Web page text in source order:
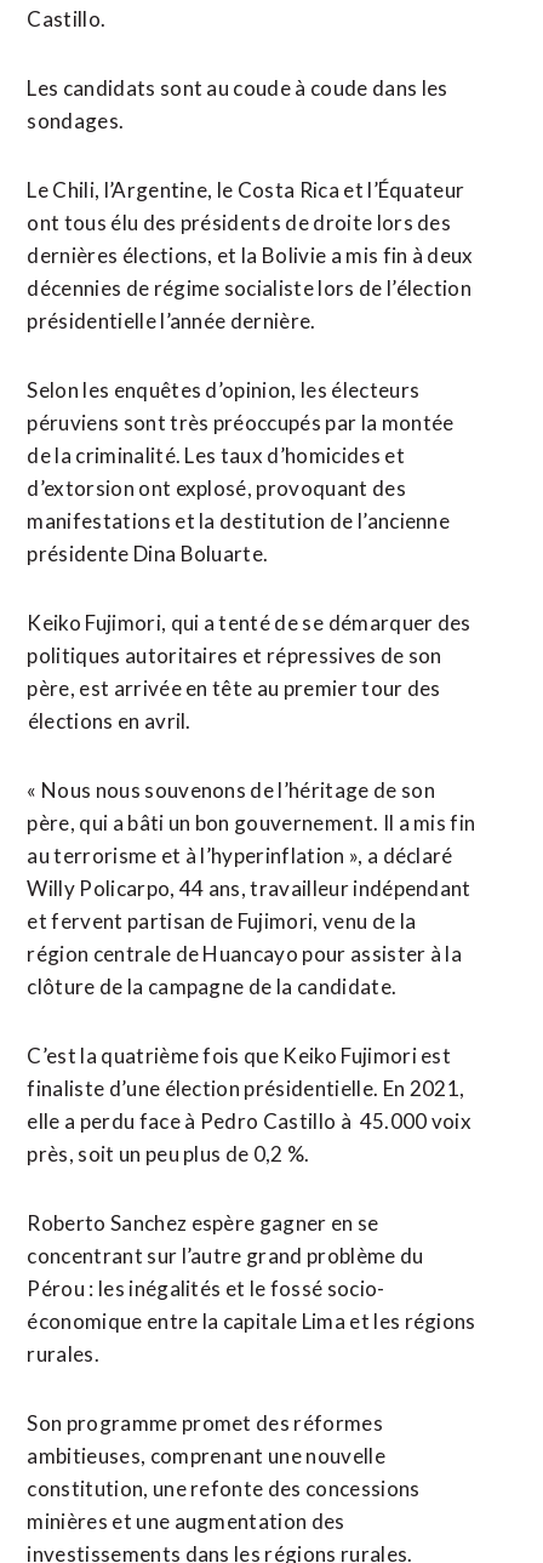
Castillo.
Les candidats sont au coude à coude dans les
sondages.
Le Chili, l’Argentine, le Costa Rica et l’Équateur
ont tous élu des présidents de droite lors des
dernières élections, ​et la Bolivie a mis fin à deux
décennies de régime socialiste lors de l’élection
présidentielle l’année dernière.
Selon les enquêtes d’opinion, les électeurs
péruviens sont très préoccupés par la montée
de la criminalité. Les taux d’homicides et
d’extorsion ont explosé, provoquant des
manifestations et la destitution de l’ancienne
présidente Dina Boluarte.
Keiko Fujimori, qui a tenté de se ⁠démarquer des
politiques autoritaires et répressives de son
père, est arrivée en tête au premier tour des
⁠élections en avril.
« Nous nous souvenons de l’héritage de son
père, qui a bâti un bon gouvernement. Il a mis fin
au terrorisme et à l’hyperinflation », a déclaré
Willy Policarpo, 44 ans, travailleur indépendant
et fervent partisan de Fujimori, venu de la
région centrale de Huancayo pour assister à la
clôture de la campagne ⁠de ‌la candidate.
C’est la quatrième fois que Keiko Fujimori est
finaliste d’une élection présidentielle. En ⁠2021,
elle a perdu face à Pedro Castillo à 45.000 voix
près, ​soit un peu ​plus de 0,2 %.
Roberto Sanchez espère gagner en se
concentrant sur l’autre grand problème du
Pérou : les inégalités et ​le fossé socio-
économique entre la capitale Lima et les régions
rurales.
Son programme promet des réformes
ambitieuses, comprenant une nouvelle
constitution, une refonte des ‌concessions
minières et une ​augmentation des
investissements dans les régions rurales.